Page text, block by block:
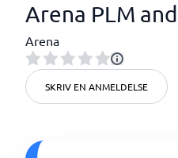
Arena PLM
Arena
SKRIV EN ANMELDELSE